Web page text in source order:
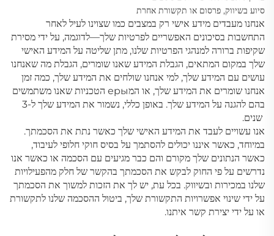
סיוע בשיווק, פרסום או תקשורת אחרת
אנחנו מעבדים מידע אישי רק במצבים כמו שצוינו לעיל לאחר
התחשבות בסיכונים האפשריים לפרטיות שלך—לדוגמה, על ידי מסירת
שקיפות ברורה למנהגי הפרטיות שלנו, מתן שליטה על המידע האישי
שלך במקום המתאים, הגבלת המידע שאנו שומרים, הגבלת מה שאנחנו
עושים עם המידע שלך, למי אנחנו שולחים את המידע שלך, כמה זמן
אנחנו שומרים את המידע שלך, או המеры הטכניות שאנו משתמשים
בהם להגנה על המידע שלך. באופן כללי, נשמור את המידע שלך ל-3
שנים.
אנו עשויים לעבד את המידע האישי שלך כאשר נתת את הסכמתך.
במיוחד, כאשר איננו יכולים להסתמך על בסיס חוקי חלופי לעיבוד,
כאשר הנתונים שלך מקורם והם כבר מגיעים עם הסכמה או כאשר אנו
נדרשים על פי החוק לבקש את הסכמתך בהקשר של חלק מהפעילויות
שלנו במכירות ובשיווק. בכל עת, יש לך את הזכות למשוך את הסכמתך
על ידי שינוי אפשרויות התקשורת שלך, ביטול ההסכמה שלנו לתקשורת
או על ידי יצירת קשר איתנו.